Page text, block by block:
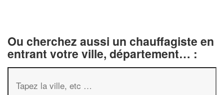
Ou cherchez aussi un chauffagiste en
entrant votre ville, département… :